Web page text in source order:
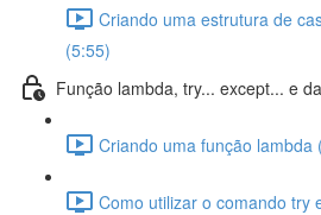
Criando uma estrutura de
(5:55)
Função lambda, try... except... e
Criando uma função lambda
Como utilizar o comando try